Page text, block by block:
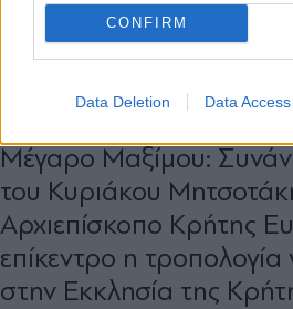
CONFIRM
Data Deletion Data Access
ΠΟΛΙΤΙΚΗ
15.09.2025 18:40
Μέγαρο Μαξίμου:
του Κυριάκου
Αρχιεπίσκοπο Κρήτης
επίκεντρο η τροπολογία
στην Εκκλησία της